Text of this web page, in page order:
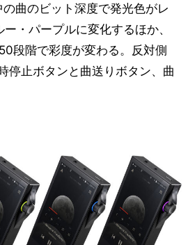
曲のビット深度で発光色がレ
・パープルに変化するほか、
段階で彩度が変わる。反対側
停止ボタンと曲送りボタン、曲